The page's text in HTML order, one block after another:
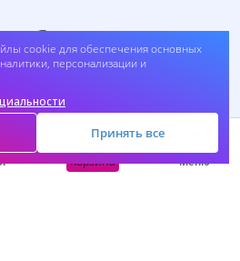
cookie для обеспечения основных
персонализации и
Принять все
к оплате:
Корзина Меню